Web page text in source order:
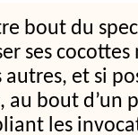
bout du
ses
autres, et si
, au bout d’un
les